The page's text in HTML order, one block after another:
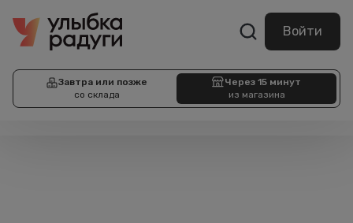
Войти
Завтра или позже
со склада
Через 15 минут
из магазина